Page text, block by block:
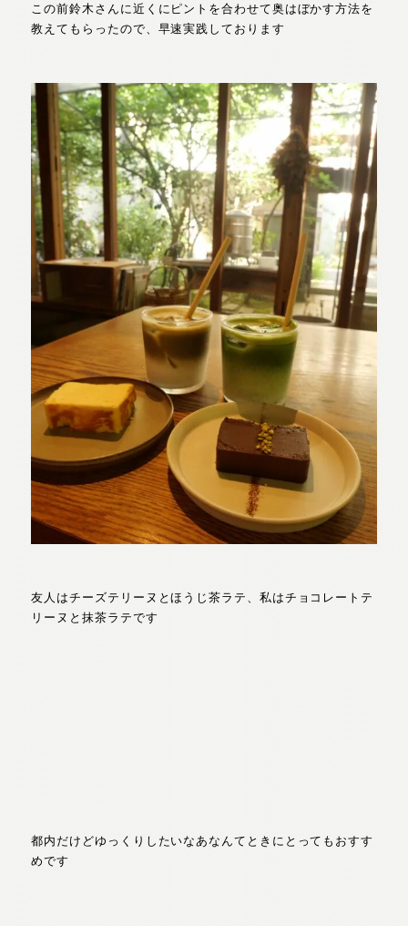
この前鈴木さんに近くにピントを合わせて奥はぼかす方法を
教えてもらったので、早速実践しております
友人はチーズテリーヌとほうじ茶ラテ、私はチョコレートテ
リーヌと抹茶ラテです
都内だけどゆっくりしたいなあなんてときにとってもおすす
めです